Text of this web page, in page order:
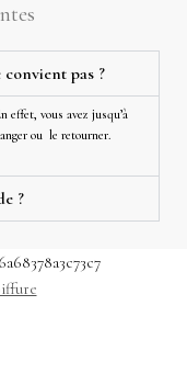
pas ?
effet, vous avez jusqu’à
ou le retourner.
?